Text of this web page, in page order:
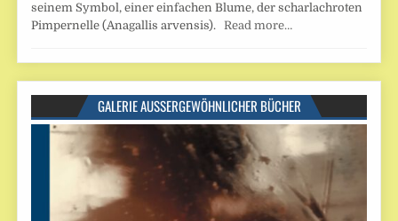
seinem Symbol, einer einfachen Blume, der scharlachroten
Pimpernelle (Anagallis arvensis).Read more…
GALERIE AUSSERGEWÖHNLICHER BÜCHER